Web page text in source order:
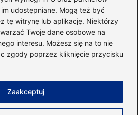
udostępniane. Mogą też być
tę witrynę lub aplikację. Niektórzy
Twoje dane osobowe na
interesu. Możesz się na to nie
zgody poprzez kliknięcie przycisku
Zaakceptuj
(25)